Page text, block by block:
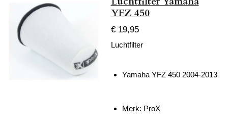
YFZ 450
€ 19,95
Luchtfilter
Yamaha YFZ 450 2004-2013
Merk: ProX